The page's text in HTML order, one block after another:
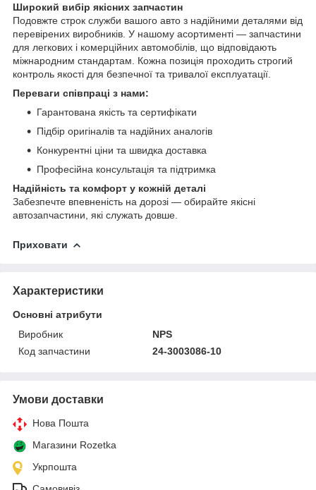
Широкий вибір якісних запчастин
Подовжте строк служби вашого авто з надійними деталями від
перевірених виробників. У нашому асортименті — запчастини
для легкових і комерційних автомобілів, що відповідають
міжнародним стандартам. Кожна позиція проходить строгий
контроль якості для безпечної та тривалої експлуатації.
Переваги співпраці з нами:
Гарантована якість та сертифікати
Підбір оригіналів та надійних аналогів
Конкурентні ціни та швидка доставка
Професійна консультація та підтримка
Надійність та комфорт у кожній деталі
Забезпечте впевненість на дорозі — обирайте якісні
автозапчастини, які служать довше.
Приховати
Характеристики
Основні атрибути
Виробник
NPS
Код запчастини
24-3003086-10
Умови доставки
Нова Пошта
Магазини Rozetka
Укрпошта